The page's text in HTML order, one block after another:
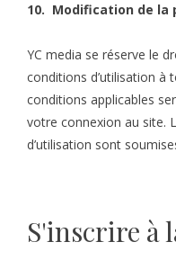
10. Modification de
YC media se réserve le
conditions d’utilisation à
conditions applicables
votre connexion au site.
d’utilisation sont
S'inscrire à